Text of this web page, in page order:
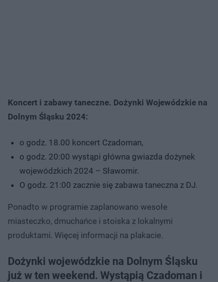
Koncert i zabawy taneczne. Dożynki Wojewódzkie na
Dolnym Śląsku 2024:
o godz. 18.00 koncert Czadoman,
o godz. 20:00 wystąpi główna gwiazda dożynek
wojewódzkich 2024 – Sławomir.
O godz. 21:00 zacznie się zabawa taneczna z DJ.
Ponadto w programie zaplanowano wesołe
miasteczko, dmuchańce i stoiska z lokalnymi
produktami. Więcej informacji na plakacie.
Dożynki wojewódzkie na Dolnym Śląsku
już w ten weekend. Wystąpią Czadoman i